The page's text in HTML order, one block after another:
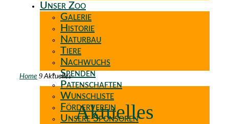
Unser Zoo
Galerie
Historie
Naturbau
Tiere
Nachwuchs
Spenden
Patenschaften
Wunschliste
Förderverein
Unsere Sponsoren
Home 9 Aktuelles
Aktuelles